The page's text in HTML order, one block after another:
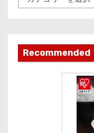
事
ゴ
リ
Recommended